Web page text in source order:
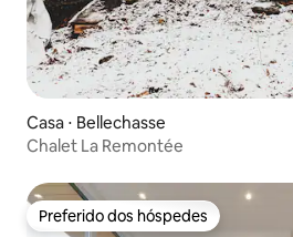
Casa ⋅ Bellechasse
Chalet La Remontée
Preferido dos hóspedes
Preferido dos hóspedes